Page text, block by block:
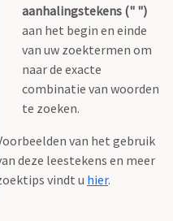
aanhalingstekens (" ")
aan het begin en einde
van uw zoektermen om
naar de exacte
combinatie van woorden
te zoeken.
van het gebruik
deze leestekens en meer
vindt u hier.